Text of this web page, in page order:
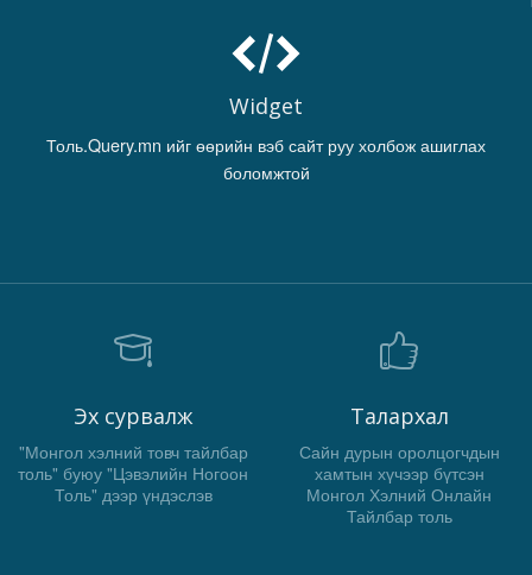
Widget
Толь.Query.mn ийг өөрийн вэб сайт руу холбож ашиглах
боломжтой
Эх сурвалж
"Монгол хэлний товч тайлбар
толь" буюу "Цэвэлийн Ногоон
Толь" дээр үндэслэв
Талархал
Сайн дурын оролцогчдын
хамтын хүчээр бүтсэн
Монгол Хэлний Онлайн
Тайлбар толь